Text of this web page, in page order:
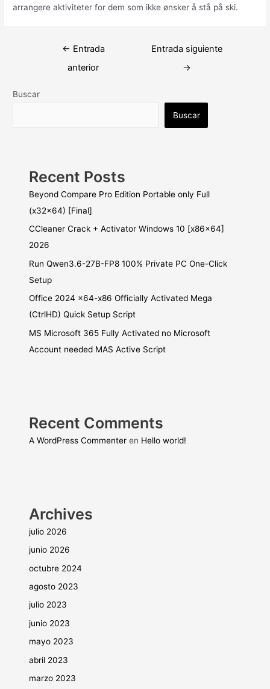
arrangere aktiviteter for dem som ikke ønsker å stå på ski.
Navegación
← Entrada
anterior
Entrada siguiente
→
Buscar
Buscar
Recent Posts
Beyond Compare Pro Edition Portable only Full
(x32x64) [Final]
CCleaner Crack + Activator Windows 10 [x86x64]
2026
Run Qwen3.6-27B-FP8 100% Private PC One-Click
Setup
Office 2024 x64-x86 Officially Activated Mega
(CtrlHD) Quick Setup Script
MS Microsoft 365 Fully Activated no Microsoft
Account needed MAS Active Script
Recent Comments
A WordPress Commenter en Hello world!
Archives
julio 2026
junio 2026
octubre 2024
agosto 2023
julio 2023
junio 2023
mayo 2023
abril 2023
marzo 2023